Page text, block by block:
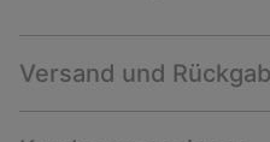
Versand und